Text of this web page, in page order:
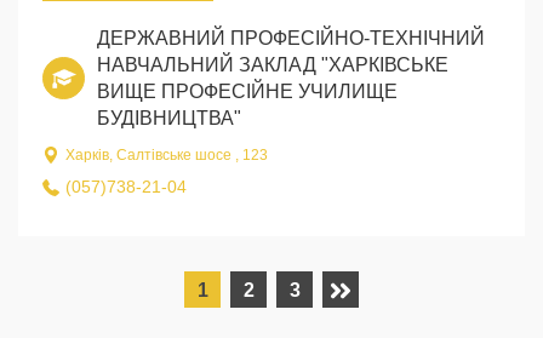
ДЕРЖАВНИЙ ПРОФЕСІЙНО-ТЕХНІЧНИЙ
НАВЧАЛЬНИЙ ЗАКЛАД "ХАРКІВСЬКЕ
ВИЩЕ ПРОФЕСІЙНЕ УЧИЛИЩЕ
БУДІВНИЦТВА"
Харків, Салтівське шосе , 123
(057)738-21-04
1 2 3